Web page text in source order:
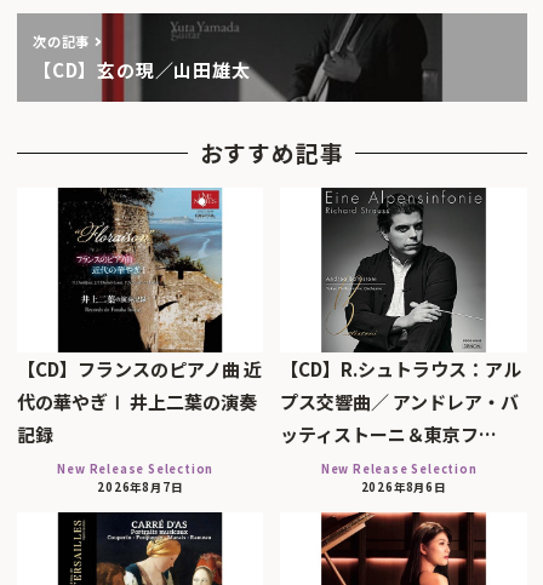
次の記事
【CD】玄の現／山田雄太
おすすめ記事
【CD】フランスのピアノ曲 近
代の華やぎⅠ 井上二葉の演奏
記録
New Release Selection
2026年8月7日
【CD】R.シュトラウス：アル
プス交響曲／ アンドレア・バ
ッティストーニ＆東京フ…
New Release Selection
2026年8月6日